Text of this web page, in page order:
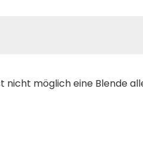
nicht möglich eine Blende